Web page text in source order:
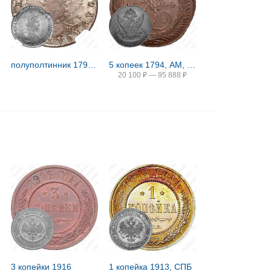
20 100 ₽ — 95 888 ₽
3 копейки 1916 1 копейка 1913, СПБ